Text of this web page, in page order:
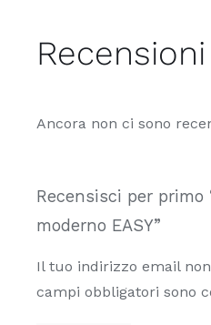
Recensioni
Ancora non ci sono
Recensisci per
moderno EASY”
Il tuo indirizzo email
campi obbligatori sono